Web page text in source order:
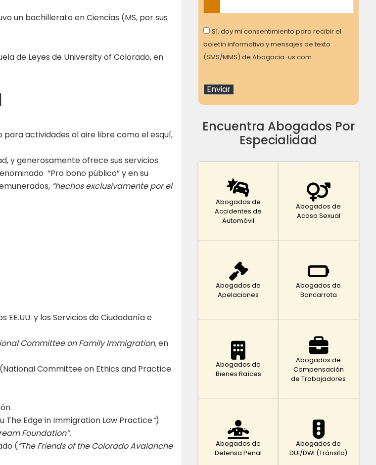
un bachillerato en Ciencias (MS, por sus
de Leyes de University of Colorado, en
actividades al aire libre como el esquí,
y generosamente ofrece sus servicios
“Pro bono público” y en su
“hechos exclusivamente por el
y los Servicios de Ciudadanía e
Committee on Family Immigration,en
Committee on Ethics and Practice
The Edge in Immigration Law Practice“)
Foundation”.
(“The Friends of the Colorado Avalanche
Consent
Sí, doy mi consentimiento para recibir el
boletín informativo y mensajes de texto
(SMS/MMS) de Abogacia-us.com.
Encuentra Abogados Por
Especialidad
Abogados de
Accidentes de
Automóvil
Abogados de
Acoso Sexual
Abogados de
Apelaciones
Abogados de
Bancarrota
Abogados de
Bienes Raíces
Abogados de
Compensación
de Trabajadores
Abogados de
Defensa Penal
Abogados de
DUI/DWI (Tránsito)